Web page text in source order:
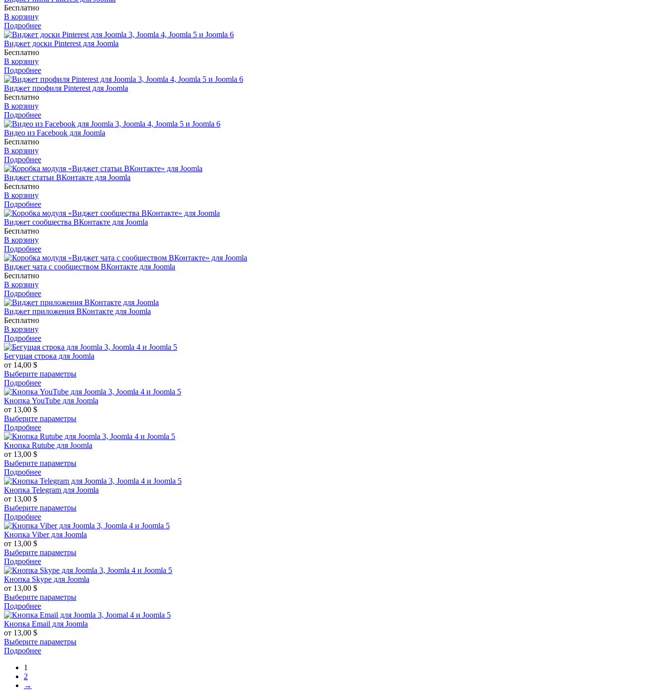
Бесплатно
В корзину
Подробнее
Виджет доски Pinterest для Joomla
Бесплатно
В корзину
Подробнее
Виджет профиля Pinterest для Joomla
Бесплатно
В корзину
Подробнее
Видео из Facebook для Joomla
Бесплатно
В корзину
Подробнее
Виджет статьи ВКонтакте для Joomla
Бесплатно
В корзину
Подробнее
Виджет сообщества ВКонтакте для Joomla
Бесплатно
В корзину
Подробнее
Виджет чата с сообществом ВКонтакте для Joomla
Бесплатно
В корзину
Подробнее
Виджет приложения ВКонтакте для Joomla
Бесплатно
В корзину
Подробнее
Бегущая строка для Joomla
от 14,00 $
Выберите параметры
Подробнее
Кнопка YouTube для Joomla
от 13,00 $
Выберите параметры
Подробнее
Кнопка Rutube для Joomla
от 13,00 $
Выберите параметры
Подробнее
Кнопка Telegram для Joomla
от 13,00 $
Выберите параметры
Подробнее
Кнопка Viber для Joomla
от 13,00 $
Выберите параметры
Подробнее
Кнопка Skype для Joomla
от 13,00 $
Выберите параметры
Подробнее
Кнопка Email для Joomla
от 13,00 $
Выберите параметры
Подробнее
1
2
→